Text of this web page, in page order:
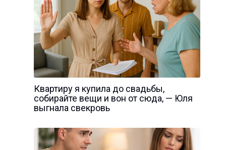
Квартиру я купила до свадьбы,
собирайте вещи и вон от сюда, — Юля
выгнала свекровь